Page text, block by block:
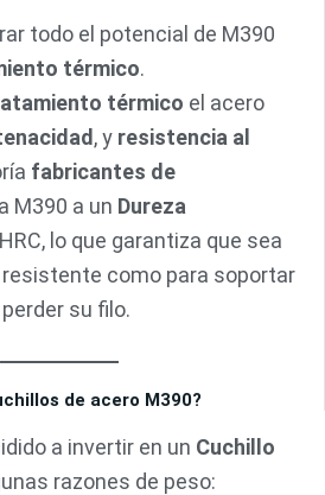
todo el potencial de M390
térmico.
térmico el acero
, y resistencia al
fabricantes de
M390 a un Dureza
lo que garantiza que sea
como para soportar
su filo.
de acero M390?
a invertir en un Cuchillo
razones de peso: